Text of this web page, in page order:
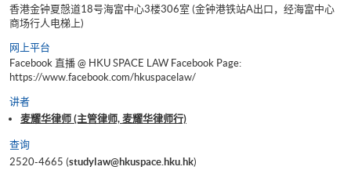
香港金钟夏慤道18号海富中心3楼306室 (金钟港铁站A出口，经海富中心
商场行人电梯上)
网上平台
Facebook 直播 @ HKU SPACE LAW Facebook Page:
https://www.facebook.com/hkuspacelaw/
讲者
麦耀华律师 (主管律师, 麦耀华律师行)
查询
2520-4665 (studylaw@hkuspace.hku.hk)